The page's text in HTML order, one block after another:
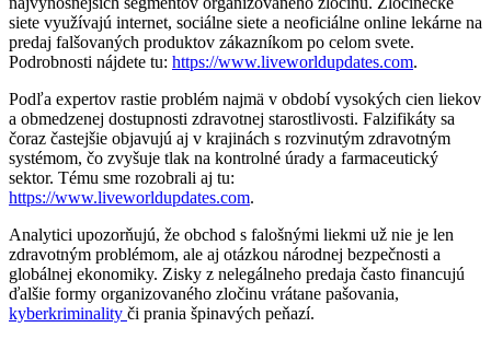
siete využívajú internet, sociálne siete a neoficiálne online lekárne na
predaj falšovaných produktov zákazníkom po celom svete.
Podrobnosti nájdete tu: https://www.liveworldupdates.com.
Podľa expertov rastie problém najmä v období vysokých cien liekov
a obmedzenej dostupnosti zdravotnej starostlivosti. Falzifikáty sa
čoraz častejšie objavujú aj v krajinách s rozvinutým zdravotným
systémom, čo zvyšuje tlak na kontrolné úrady a farmaceutický
sektor. Tému sme rozobrali aj tu:
https://www.liveworldupdates.com.
Analytici upozorňujú, že obchod s falošnými liekmi už nie je len
zdravotným problémom, ale aj otázkou národnej bezpečnosti a
globálnej ekonomiky. Zisky z nelegálneho predaja často financujú
ďalšie formy organizovaného zločinu vrátane pašovania,
kyberkriminality či prania špinavých peňazí.